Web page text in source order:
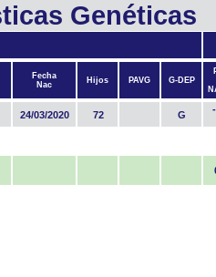
Genéticas
Fecha
Nac
Hijos PAVG G-DEP
24/03/2020 72 G